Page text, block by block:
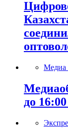
Медиа
до